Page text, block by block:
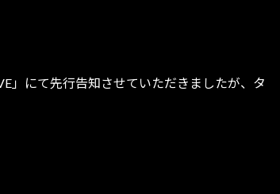
」にて先行告知させていただきましたが、タ